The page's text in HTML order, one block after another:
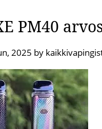
PM40
2025 by